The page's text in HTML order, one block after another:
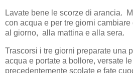
Lavate bene le scorze di arancia.
con acqua e per tre giorni
al giorno, alla mattina e alla sera.
Trascorsi i tre giorni preparate una
acqua e portate a bollore, versate
precedentemente scolate e fate